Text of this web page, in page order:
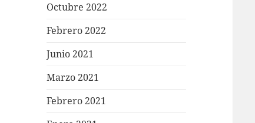
Octubre 2022
Febrero 2022
Junio 2021
Marzo 2021
Febrero 2021